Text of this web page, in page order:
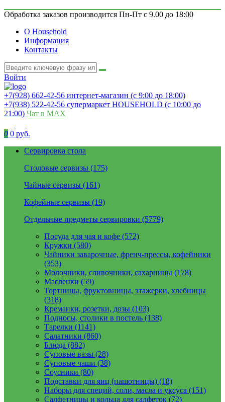
Обработка заказов производится Пн-Пт с 9.00 до 18:00
О Household
Информация
Контакты
Войти
+7(928) 662-42-56 интернет-магазин (с 9:00 до 18:00)
+7(938) 522-42-56 супермаркет HOUSEHOLD (с 10:00 до
21:00) Чат в MAX
0 0 руб.
Сервировка стола
Столовые сервизы (175)
Чайные сервизы (161)
Кофейные сервизы (19)
Отдельные предметы сервировки (5779)
Посуда для чая и кофе (572)
Кружки (580)
Чайники заварочные, френч-прессы, кофейники
(353)
Молочники, сливочники, сахарницы (178)
Масленки (59)
Тортницы, фруктовницы, этажерки, хлебницы
(318)
Креманки, розетки, дозы (103)
Подносы, столики в постель (138)
Тарелки (1141)
Салатники (860)
Блюда (882)
Суповые вазы (28)
Суповые чаши (38)
Соусники (80)
Подставки для яиц (пашотницы) (18)
Наборы для специй, соли, масла и уксуса (151)
Салфетницы и кольца для салфеток (72)